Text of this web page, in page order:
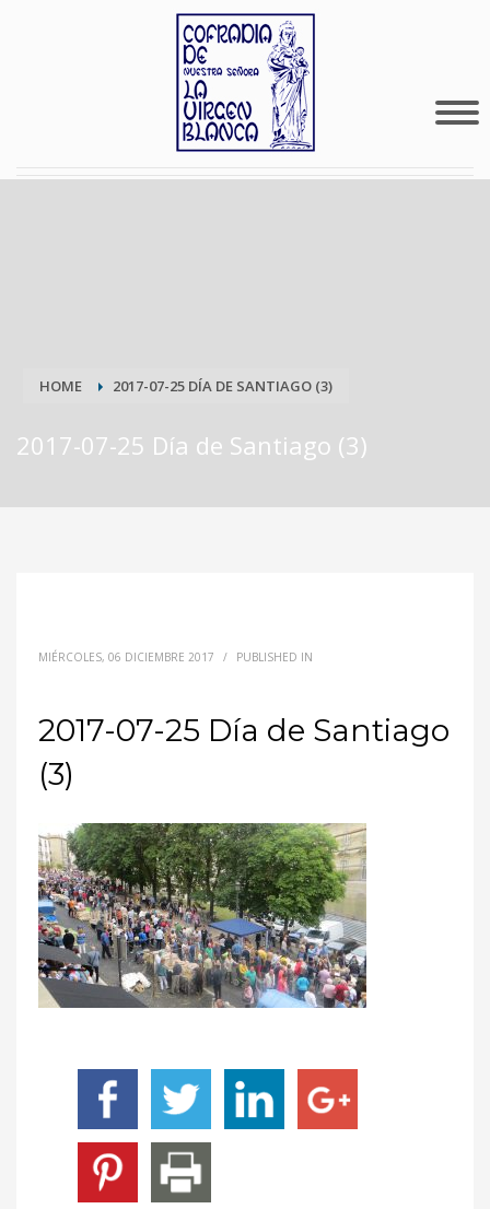
HOME 2017-07-25 DÍA DE SANTIAGO (3)
2017-07-25 Día de Santiago (3)
MIÉRCOLES, 06 DICIEMBRE 2017 / PUBLISHED IN
2017-07-25 Día de Santiago
(3)